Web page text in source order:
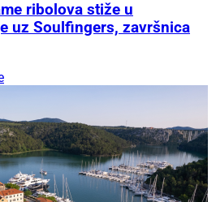
ribolova stiže u
uz Soulfingers, završnica